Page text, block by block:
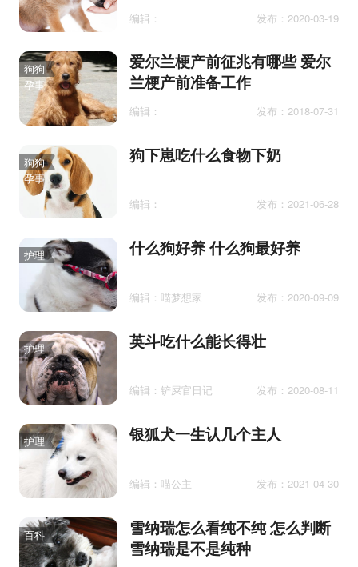
编辑： 发布：2020-03-19
狗狗
孕事
爱尔兰梗产前征兆有哪些 爱尔
兰梗产前准备工作
编辑： 发布：2018-07-31
狗狗
孕事
狗下崽吃什么食物下奶
编辑： 发布：2021-06-28
护理 什么狗好养 什么狗最好养
编辑：喵梦想家 发布：2020-09-09
护理 英斗吃什么能长得壮
编辑：铲屎官日记 发布：2020-08-11
护理 银狐犬一生认几个主人
编辑：喵公主 发布：2021-04-30
百科
雪纳瑞怎么看纯不纯 怎么判断
雪纳瑞是不是纯种